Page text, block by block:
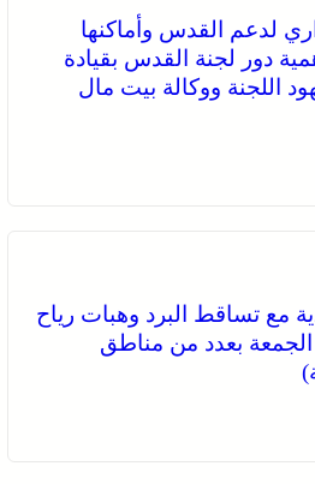
لدعم القدس وأماكنها
دور لجنة القدس بقيادة
اللجنة ووكالة بيت مال
مع تساقط البرد وهبات رياح
الجمعة بعدد من مناطق